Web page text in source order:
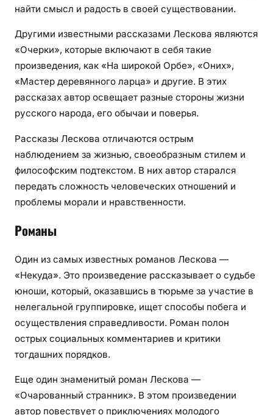
найти смысл и радость в своей существовании.
Другими известными рассказами Лескова являются
«Очерки», которые включают в себя такие
произведения, как «На широкой Орбе», «Оних»,
«Мастер деревянного ларца» и другие. В этих
рассказах автор освещает разные стороны жизни
русского народа, его обычаи и поверья.
Рассказы Лескова отличаются острым
наблюдением за жизнью, своеобразным стилем и
философским подтекстом. В них автор старался
передать сложность человеческих отношений и
проблемы морали и нравственности.
Романы
Один из самых известных романов Лескова —
«Некуда». Это произведение рассказывает о судьбе
юноши, который, оказавшись в тюрьме за участие в
нелегальной группировке, ищет способы побега и
осуществления справедливости. Роман полон
острых социальных комментариев и критики
тогдашних порядков.
Еще один знаменитый роман Лескова —
«Очарованный странник». В этом произведении
автор повествует о приключениях молодого